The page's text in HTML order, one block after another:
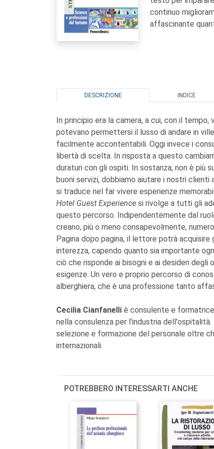
continuo
affascinante
DESCRIZIONE INDICE
In principio era la camera, a cui, con il
potevano permettersi il lusso di andare in
facilmente accontentabili. Oggi invece i
libertà di scelta. In risposta a questo
duraturi con gli ospiti. In sostanza, non è
buoni servizi, dobbiamo aiutare i nostri
si traduce nel far vivere esperienze
Hotel Guest Experience si rivolge a tutti gli
questo percorso. Indipendentemente dal
creano, più o meno consapevolmente,
Pagina dopo pagina, il lettore potrà
interezza, capendo quanto sia importante
ciò che risponde ai bisogni e ai desideri
esigenze. Un vero e proprio percorso di
alberghiera, che è una professione tanto
Cecilia Cianfanelli è consulente e
nella consulenza per l'industria
selezione e formazione del personale oltre
internazionali.
POTREBBERO INTERESSARTI ANCHE